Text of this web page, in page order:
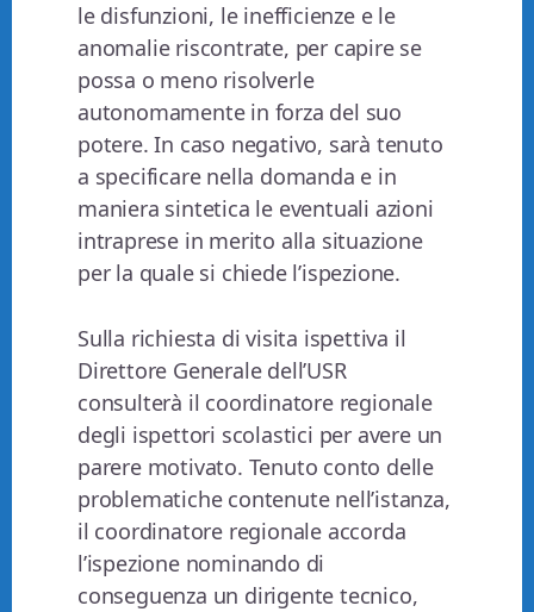
le disfunzioni, le inefficienze e le
anomalie riscontrate, per capire se
possa o meno risolverle
autonomamente in forza del suo
potere. In caso negativo, sarà tenuto
a specificare nella domanda e in
maniera sintetica le eventuali azioni
intraprese in merito alla situazione
per la quale si chiede l’ispezione.
Sulla richiesta di visita ispettiva il
Direttore Generale dell’USR
consulterà il coordinatore regionale
degli ispettori scolastici per avere un
parere motivato. Tenuto conto delle
problematiche contenute nell’istanza,
il coordinatore regionale accorda
l’ispezione nominando di
conseguenza un dirigente tecnico,